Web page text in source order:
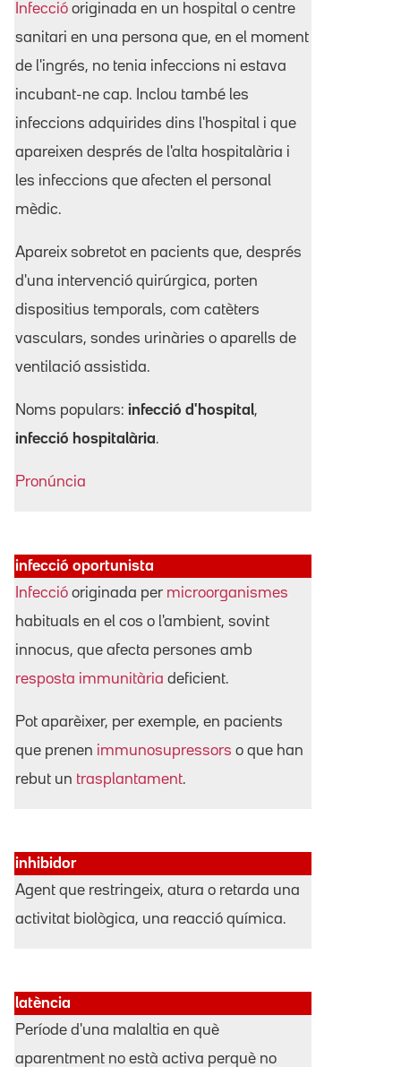
Infecció originada en un hospital o centre
sanitari en una persona que, en el moment
de l'ingrés, no tenia infeccions ni estava
incubant-ne cap. Inclou també les
infeccions adquirides dins l'hospital i que
apareixen després de l'alta hospitalària i
les infeccions que afecten el personal
mèdic.
Apareix sobretot en pacients que, després
d'una intervenció quirúrgica, porten
dispositius temporals, com catèters
vasculars, sondes urinàries o aparells de
ventilació assistida.
Noms populars: infecció d'hospital,
infecció hospitalària.
Pronúncia
infecció oportunista
Infecció originada per microorganismes
habituals en el cos o l'ambient, sovint
innocus, que afecta persones amb
resposta immunitària deficient.
Pot aparèixer, per exemple, en pacients
que prenen immunosupressors o que han
rebut un trasplantament.
inhibidor
Agent que restringeix, atura o retarda una
activitat biològica, una reacció química.
latència
Període d'una malaltia en què
aparentment no està activa perquè no